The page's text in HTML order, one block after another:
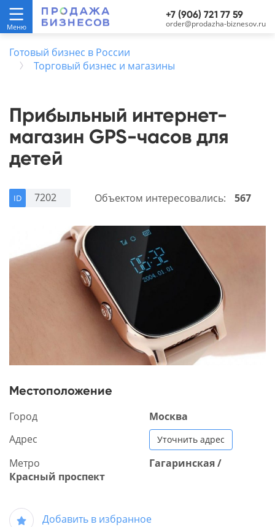
+7 (906) 721 77 59
order@prodazha-biznesov.ru
Готовый бизнес в России
Торговый бизнес и магазины
Прибыльный интернет-
магазин GPS-часов для
детей
ID 7202 Объектом интересовались: 567
Местоположение
Город
Москва
Адрес
Уточнить адрес
Метро
Гагаринская /
Красный проспект
Добавить в избранное